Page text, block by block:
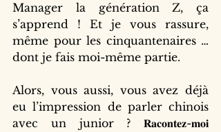
Manager la génération Z, ça
s’apprend ! Et je vous rassure,
même pour les cinquantenaires …
dont je fais moi-même partie.
Alors, vous aussi, vous avez déjà
eu l’impression de parler chinois
avec un junior ? 𝐑𝐚𝐜𝐨𝐧𝐭𝐞𝐳-𝐦𝐨𝐢